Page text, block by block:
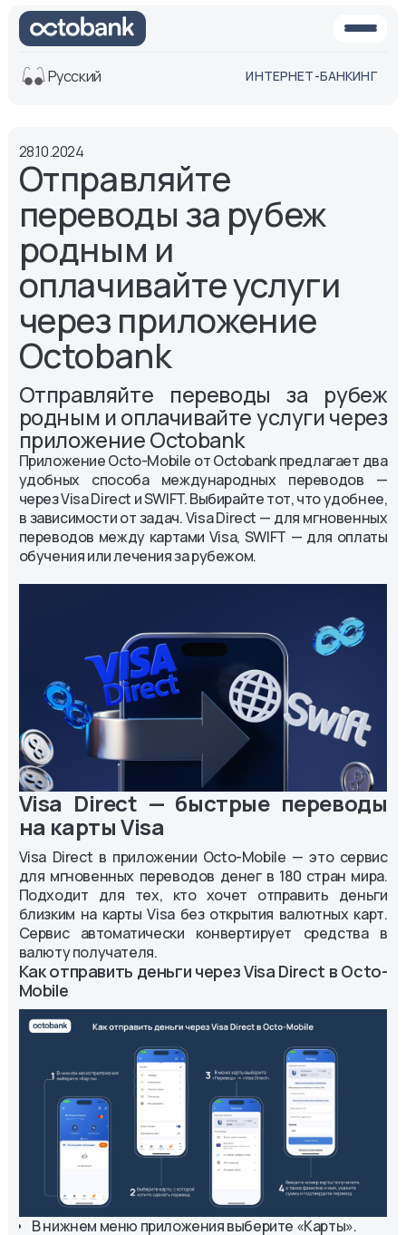
Обычная
версия
белая
версия
Озвучить
Размер шрифта
Aa -
Aa
Русский ИНТЕРНЕТ-БАНКИНГ
28.10.2024
Отправляйте
переводы за рубеж
родным и
оплачивайте услуги
через приложение
Octobank
Отправляйте переводы за рубеж
родным и оплачивайте услуги через
приложение Octobank
Приложение Octo-Mobile от Octobank предлагает два
удобных способа международных переводов —
через Visa Direct и SWIFT. Выбирайте тот, что удобнее,
в зависимости от задач. Visa Direct — для мгновенных
переводов между картами Visa, SWIFT — для оплаты
обучения или лечения за рубежом.
Visa Direct — быстрые переводы
на карты Visa
Visa Direct в приложении Octo-Mobile — это сервис
для мгновенных переводов денег в 180 стран мира.
Подходит для тех, кто хочет отправить деньги
близким на карты Visa без открытия валютных карт.
Сервис автоматически конвертирует средства в
валюту получателя.
Как отправить деньги через Visa Direct в Octo-
Mobile
В нижнем меню приложения выберите «Карты».